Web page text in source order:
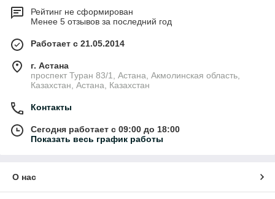
Рейтинг не сформирован
Менее 5 отзывов за последний год
Работает с 21.05.2014
г. Астана
проспект Туран 83/1, Астана, Акмолинская область,
Казахстан, Астана, Казахстан
Контакты
Сегодня работает с 09:00 до 18:00
Показать весь график работы
О нас